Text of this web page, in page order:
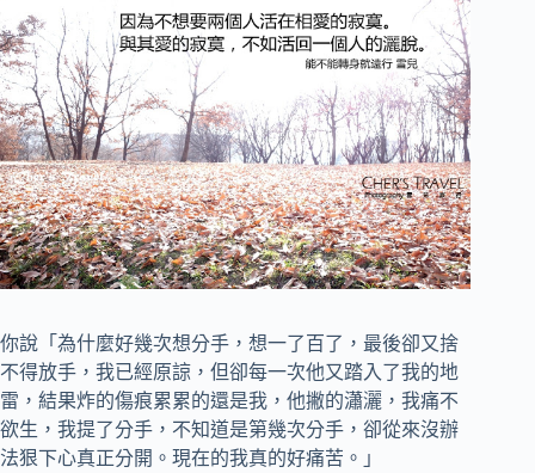
你說「為什麼好幾次想分手，想一了百了，最後卻又捨
不得放手，我已經原諒，但卻每一次他又踏入了我的地
雷，結果炸的傷痕累累的還是我，他撇的瀟灑，我痛不
欲生，我提了分手，不知道是第幾次分手，卻從來沒辦
法狠下心真正分開。現在的我真的好痛苦。」